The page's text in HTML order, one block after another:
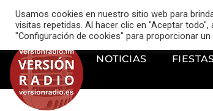
music_note VERSIÓN RADIO
NOTICIAS
Usamos cookies en nuestro sitio web para
visitas repetidas. Al hacer clic en "Aceptar
"Configuración de cookies" para proporcionar